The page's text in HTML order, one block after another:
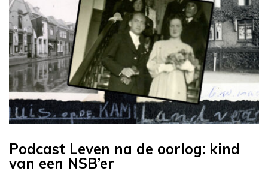
Podcast Leven na de oorlog: kind
van een NSB’er